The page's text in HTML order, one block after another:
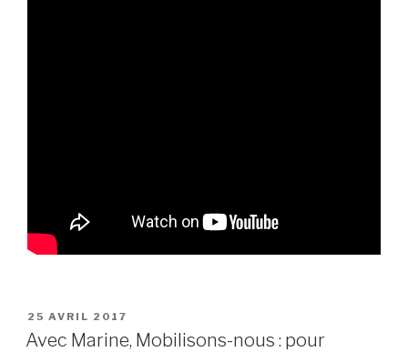
PUBLIÉ
LE
25 AVRIL 2017
Avec Marine, Mobilisons-nous : pour